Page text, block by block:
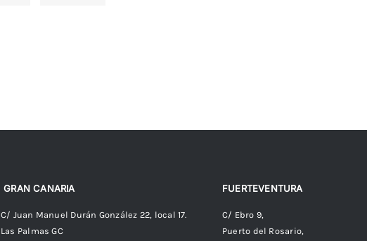
GRAN CANARIA
C/ Juan Manuel Durán González 22, local 17.
Las Palmas GC
FUERTEVENTURA
C/ Ebro 9,
Puerto del Rosario,